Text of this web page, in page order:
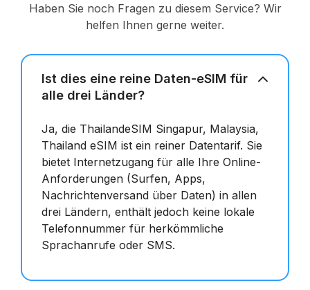
Haben Sie noch Fragen zu diesem Service? Wir
helfen Ihnen gerne weiter.
Ist dies eine reine Daten-eSIM für
alle drei Länder?
Ja, die ThailandeSIM Singapur, Malaysia,
Thailand eSIM ist ein reiner Datentarif. Sie
bietet Internetzugang für alle Ihre Online-
Anforderungen (Surfen, Apps,
Nachrichtenversand über Daten) in allen
drei Ländern, enthält jedoch keine lokale
Telefonnummer für herkömmliche
Sprachanrufe oder SMS.